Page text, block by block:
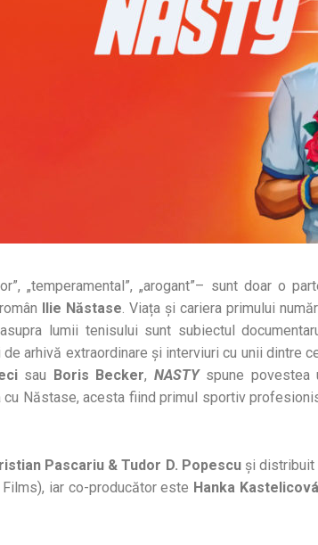
„temperamental”, „arogant”– sunt doar o
Ilie Năstase. Viața și cariera primului
lumii tenisului sunt subiectul
arhivă extraordinare și interviuri cu unii dintre
sau Boris Becker, NASTY spune povestea
Năstase, acesta fiind primul sportiv
Pascariu & Tudor D. Popescuși distribuit
iar co-producător este Hanka Kastelicová